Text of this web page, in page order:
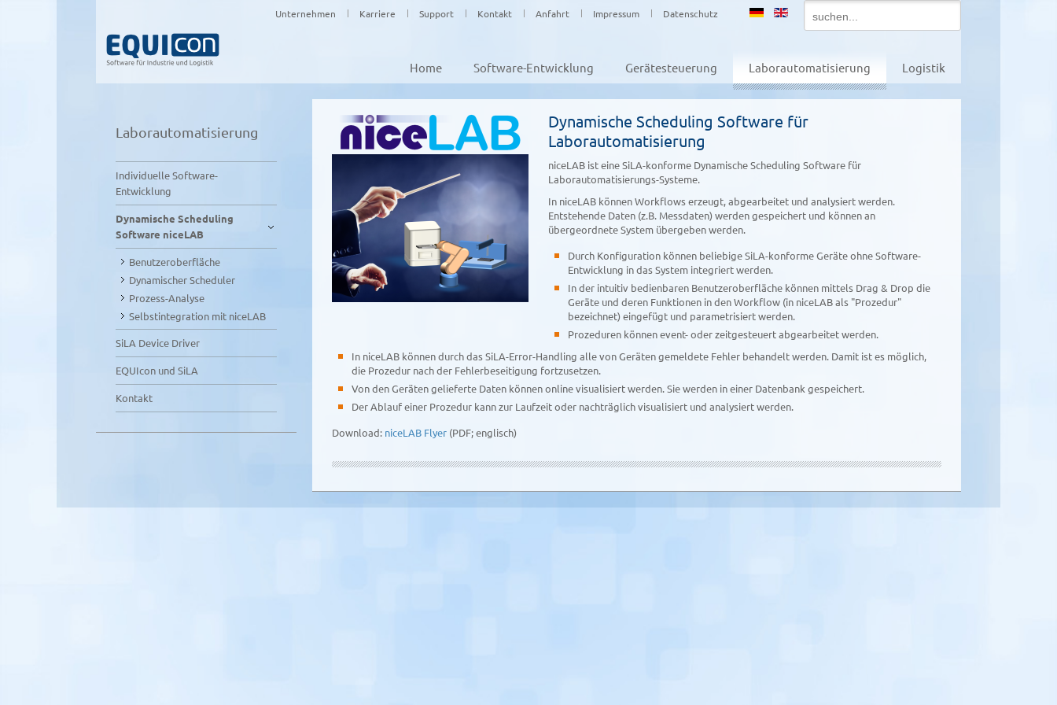
Unternehmen Karriere Support Kontakt Anfahrt Impressum Datenschutz
Home Software-Entwicklung Gerätesteuerung Laborautomatisierung Logistik
Dynamische Scheduling Software für
Laborautomatisierung
niceLAB ist eine SiLA-konforme Dynamische Scheduling Software für
Laborautomatisierungs-Systeme.
In niceLAB können Workflows erzeugt, abgearbeitet und analysiert werden.
Entstehende Daten (z.B. Messdaten) werden gespeichert und können an
übergeordnete System übergeben werden.
Durch Konfiguration können beliebige SiLA-konforme Geräte ohne Software-
Entwicklung in das System integriert werden.
In der intuitiv bedienbaren Benutzer­oberfläche können mittels Drag & Drop die
Geräte und deren Funktionen in den Workflow (in niceLAB als "Prozedur"
bezeichnet) eingefügt und parametrisiert werden.
Prozeduren können event- oder zeitgesteuert abgearbeitet werden.
In niceLAB können durch das SiLA-Error-Handling alle von Geräten gemeldete Fehler behandelt werden. Damit ist es möglich,
die Prozedur nach der Fehlerbeseitigung fortzusetzen.
Von den Geräten gelieferte Daten können online visualisiert werden. Sie werden in einer Datenbank gespeichert.
Der Ablauf einer Prozedur kann zur Laufzeit oder nachträglich visualisiert und analysiert werden.
Download: niceLAB Flyer (PDF; englisch)
Labor­automatisierung
Individuelle Software-
Entwicklung
Dynamische Scheduling
Software niceLAB
Benutzeroberfläche
Dynamischer Scheduler
Prozess-Analyse
Selbstintegration mit niceLAB
SiLA Device Driver
EQUIcon und SiLA
Kontakt